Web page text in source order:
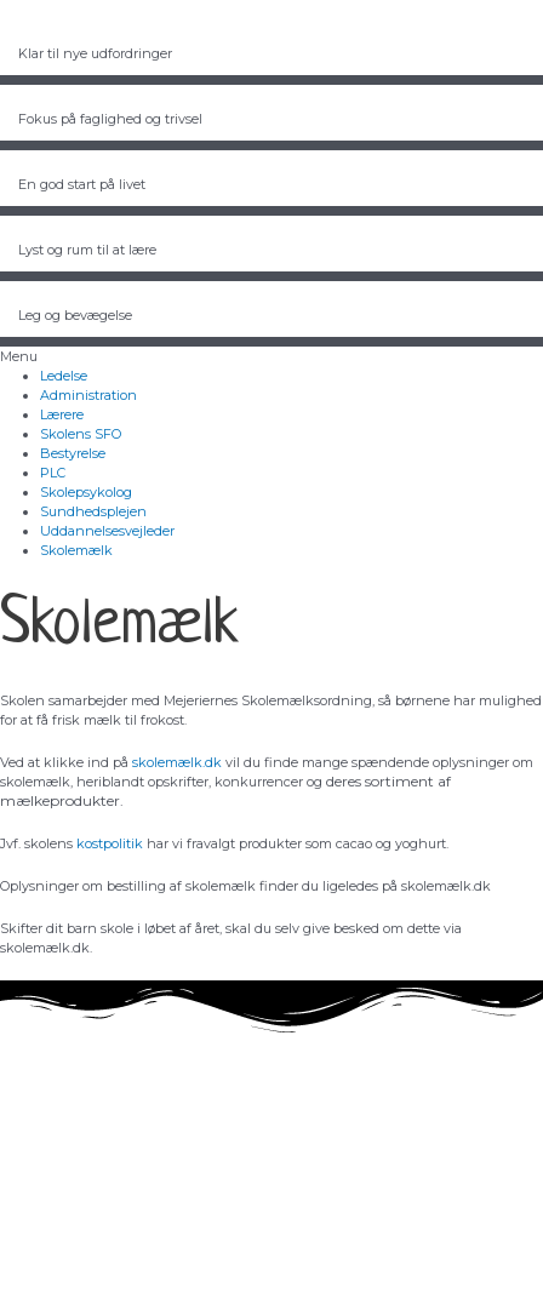
Klar til nye udfordringer
Fokus på faglighed og trivsel
En god start på livet
Lyst og rum til at lære
Leg og bevægelse
Menu
Ledelse
Administration
Lærere
Skolens SFO
Bestyrelse
PLC
Skolepsykolog
Sundhedsplejen
Uddannelsesvejleder
Skolemælk
Skolemælk
Skolen samarbejder med Mejeriernes Skolemælksordning, så børnene har mulighed
for at få frisk mælk til frokost.
Ved at klikke ind på skolemælk.dk vil du finde mange spændende oplysninger om
skolemælk, heriblandt opskrifter, konkurrencer og deres sortiment af
mælkeprodukter.
Jvf. skolens kostpolitik har vi fravalgt produkter som cacao og yoghurt.
Oplysninger om bestilling af skolemælk finder du ligeledes på skolemælk.dk
Skifter dit barn skole i løbet af året, skal du selv give besked om dette via
skolemælk.dk.